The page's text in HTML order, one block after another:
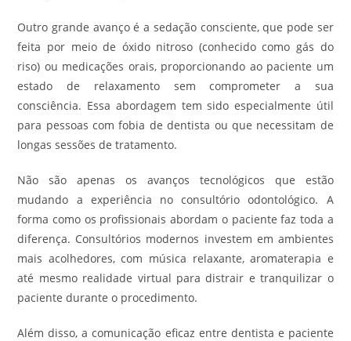
Outro grande avanço é a sedação consciente, que pode ser
feita por meio de óxido nitroso (conhecido como gás do
riso) ou medicações orais, proporcionando ao paciente um
estado de relaxamento sem comprometer a sua
consciência. Essa abordagem tem sido especialmente útil
para pessoas com fobia de dentista ou que necessitam de
longas sessões de tratamento.
Não são apenas os avanços tecnológicos que estão
mudando a experiência no consultório odontológico. A
forma como os profissionais abordam o paciente faz toda a
diferença. Consultórios modernos investem em ambientes
mais acolhedores, com música relaxante, aromaterapia e
até mesmo realidade virtual para distrair e tranquilizar o
paciente durante o procedimento.
Além disso, a comunicação eficaz entre dentista e paciente